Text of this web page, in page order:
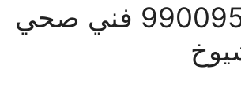
رقم صحي جليب الشيوخ 99009522 فني صحي